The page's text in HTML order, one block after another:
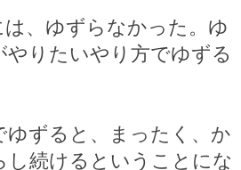
、ゆずらなかった。ゆ
りたいやり方でゆずる
ずると、まったく、か
続けるということにな